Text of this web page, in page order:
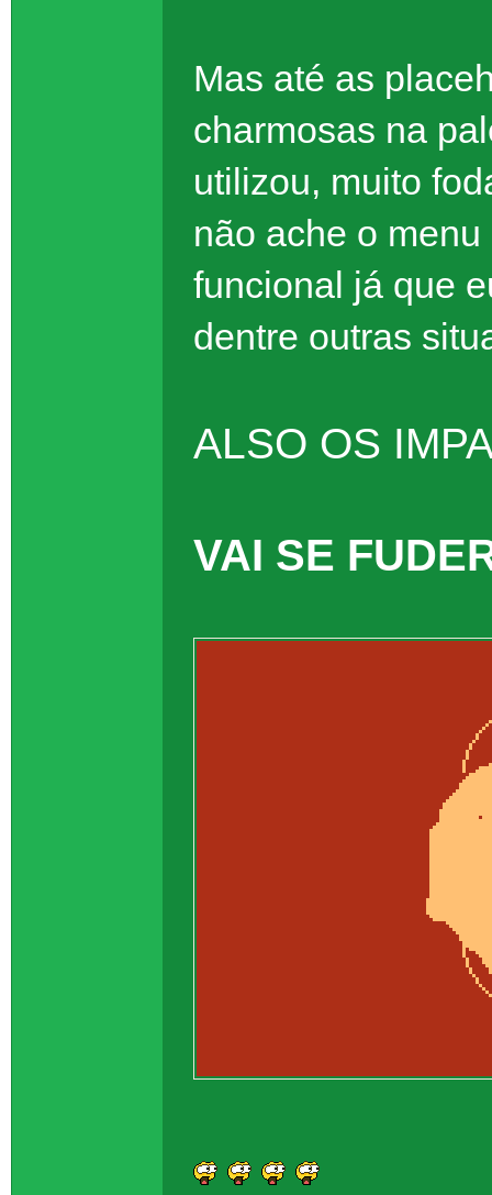
Mas até as
charmosas na
utilizou, muito
não ache o
funcional já que
dentre outras
ALSO OS
VAI SE